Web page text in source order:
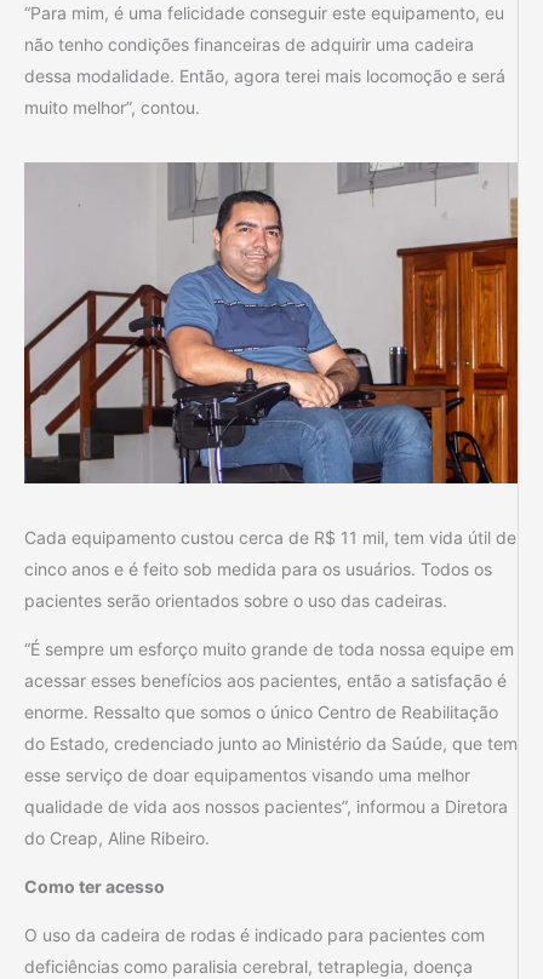
“Para mim, é uma felicidade conseguir este equipamento, eu
não tenho condições financeiras de adquirir uma cadeira
dessa modalidade. Então, agora terei mais locomoção e será
muito melhor”, contou.
Cada equipamento custou cerca de R$ 11 mil, tem vida útil de
cinco anos e é feito sob medida para os usuários. Todos os
pacientes serão orientados sobre o uso das cadeiras.
“É sempre um esforço muito grande de toda nossa equipe em
acessar esses benefícios aos pacientes, então a satisfação é
enorme. Ressalto que somos o único Centro de Reabilitação
do Estado, credenciado junto ao Ministério da Saúde, que tem
esse serviço de doar equipamentos visando uma melhor
qualidade de vida aos nossos pacientes”, informou a Diretora
do Creap, Aline Ribeiro.
Como ter acesso
O uso da cadeira de rodas é indicado para pacientes com
deficiências como paralisia cerebral, tetraplegia, doença